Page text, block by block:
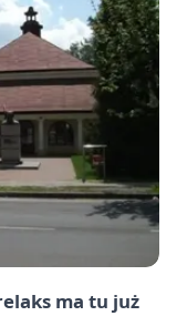
ma tu już